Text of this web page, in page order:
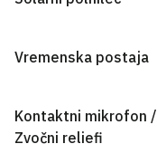
Vremenska postaja
Kontaktni mikrofon /
Zvočni reliefi